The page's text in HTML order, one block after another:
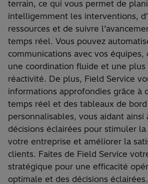
terrain, ce qui vous permet de
intelligemment les interventions,
ressources et de suivre
temps réel. Vous pouvez
communications avec vos équipes,
une coordination fluide et une plus
réactivité. De plus, Field Service
informations approfondies grâce à
temps réel et des tableaux de bord
personnalisables, vous aidant ainsi
décisions éclairées pour stimuler la
votre entreprise et améliorer la
clients. Faites de Field Service
stratégique pour une efficacité
optimale et des décisions éclairées.